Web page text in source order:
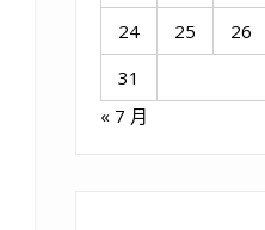
24
25 26
31
« 7 月